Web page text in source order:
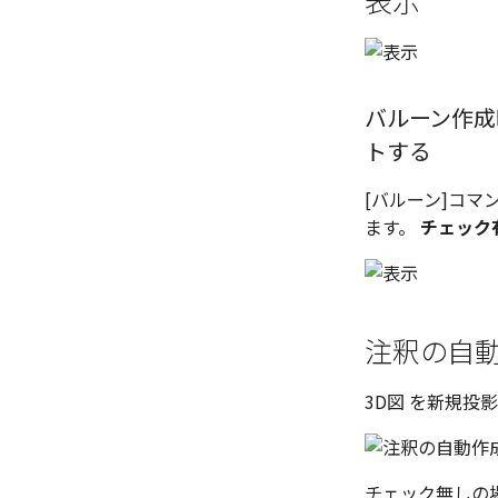
バルーン作
トする
[バルーン]コマ
ます。 チェック
注釈の自
3D図 を新規投
チェック無しの